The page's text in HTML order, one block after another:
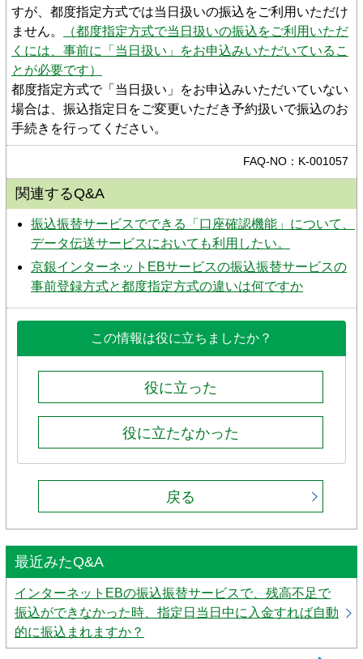
すが、都度指定方式では当日扱いの振込をご利用いただけ
ません。
（都度指定方式で当日扱いの振込をご利用いただ
くには、事前に「当日扱い」をお申込みいただいているこ
とが必要です）
都度指定方式で「当日扱い」をお申込みいただいていない
場合は、振込指定日をご変更いただき予約扱いで振込のお
手続きを行ってください。
FAQ-NO：K-001057
関連するQ&A
振込振替サービスでできる「口座確認機能」について、
データ伝送サービスにおいても利用したい。
京銀インターネットEBサービスの振込振替サービスの
事前登録方式と都度指定方式の違いは何ですか
この情報は役に立ちましたか？
役に立った
役に立たなかった
戻る
最近みたQ&A
インターネットEBの振込振替サービスで、残高不足で
振込ができなかった時、指定日当日中に入金すれば自動
的に振込まれますか？